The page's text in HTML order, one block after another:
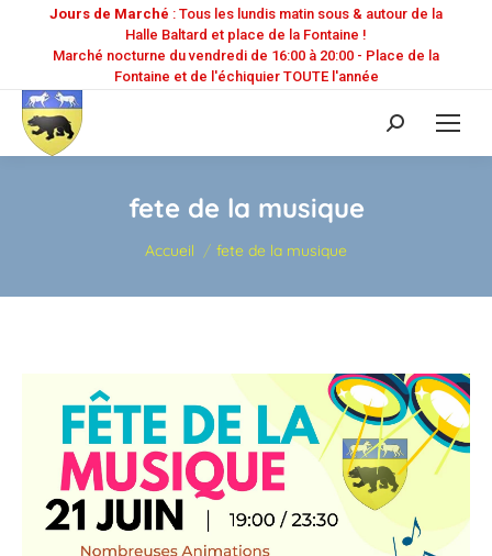
Jours de Marché : Tous les lundis matin sous & autour de la
Halle Baltard et place de la Fontaine !
Marché nocturne du vendredi de 16:00 à 20:00 - Place de la
Fontaine et de l'échiquier TOUTE l'année
Recherche
:
fete de la musique
Vous êtes ici :
Accueil fete de la musique